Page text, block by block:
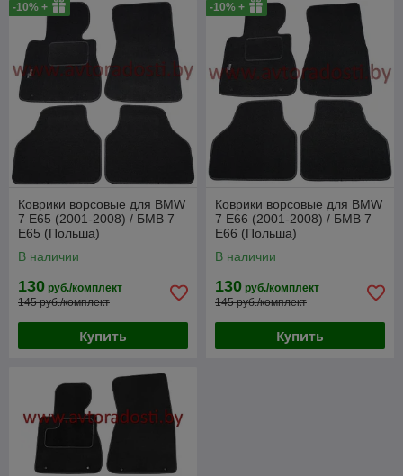
-10% +
Коврики ворсовые для BMW
7 E65 (2001-2008) / БМВ 7
Е65 (Польша)
В наличии
130 руб./комплект
145 руб./комплект
Купить
-10% +
Коврики ворсовые для BMW
7 E66 (2001-2008) / БМВ 7
Е66 (Польша)
В наличии
130 руб./комплект
145 руб./комплект
Купить